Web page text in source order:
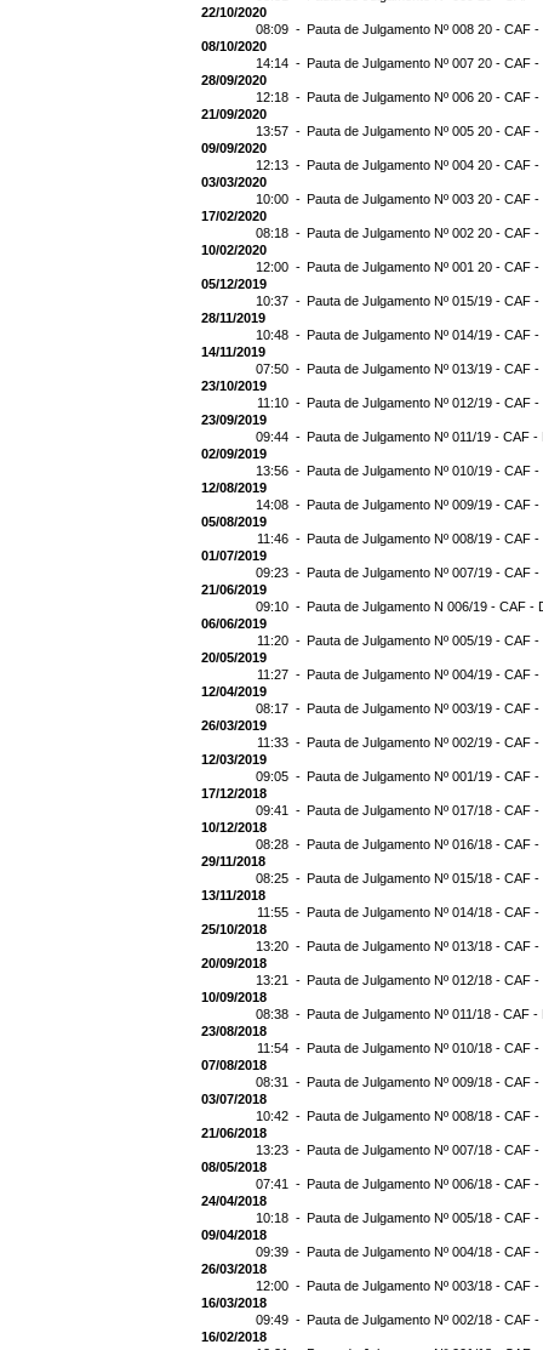
22/10/2020
08:09 - Pauta de Julgamento Nº 008 20 - CAF
08/10/2020
14:14 - Pauta de Julgamento Nº 007 20 - CAF
28/09/2020
12:18 - Pauta de Julgamento Nº 006 20 - CAF
21/09/2020
13:57 - Pauta de Julgamento Nº 005 20 - CAF
09/09/2020
12:13 - Pauta de Julgamento Nº 004 20 - CAF
03/03/2020
10:00 - Pauta de Julgamento Nº 003 20 - CAF
17/02/2020
08:18 - Pauta de Julgamento Nº 002 20 - CAF
10/02/2020
12:00 - Pauta de Julgamento Nº 001 20 - CAF
05/12/2019
10:37 - Pauta de Julgamento Nº 015/19 - CAF -
28/11/2019
10:48 - Pauta de Julgamento Nº 014/19 - CAF
14/11/2019
07:50 - Pauta de Julgamento Nº 013/19 - CAF -
23/10/2019
11:10 - Pauta de Julgamento Nº 012/19 - CAF
23/09/2019
09:44 - Pauta de Julgamento Nº 011/19 - CAF -
02/09/2019
13:56 - Pauta de Julgamento Nº 010/19 - CAF
12/08/2019
14:08 - Pauta de Julgamento Nº 009/19 - CAF
05/08/2019
11:46 - Pauta de Julgamento Nº 008/19 - CAF
01/07/2019
09:23 - Pauta de Julgamento Nº 007/19 - CAF
21/06/2019
09:10 - Pauta de Julgamento N 006/19 - CAF -
06/06/2019
11:20 - Pauta de Julgamento Nº 005/19 - CAF -
20/05/2019
11:27 - Pauta de Julgamento Nº 004/19 - CAF
12/04/2019
08:17 - Pauta de Julgamento Nº 003/19 - CAF
26/03/2019
11:33 - Pauta de Julgamento Nº 002/19 - CAF
12/03/2019
09:05 - Pauta de Julgamento Nº 001/19 - CAF
17/12/2018
09:41 - Pauta de Julgamento Nº 017/18 - CAF
10/12/2018
08:28 - Pauta de Julgamento Nº 016/18 - CAF
29/11/2018
08:25 - Pauta de Julgamento Nº 015/18 - CAF
13/11/2018
11:55 - Pauta de Julgamento Nº 014/18 - CAF -
25/10/2018
13:20 - Pauta de Julgamento Nº 013/18 - CAF
20/09/2018
13:21 - Pauta de Julgamento Nº 012/18 - CAF
10/09/2018
08:38 - Pauta de Julgamento Nº 011/18 - CAF
23/08/2018
11:54 - Pauta de Julgamento Nº 010/18 - CAF
07/08/2018
08:31 - Pauta de Julgamento Nº 009/18 - CAF
03/07/2018
10:42 - Pauta de Julgamento Nº 008/18 - CAF
21/06/2018
13:23 - Pauta de Julgamento Nº 007/18 - CAF
08/05/2018
07:41 - Pauta de Julgamento Nº 006/18 - CAF
24/04/2018
10:18 - Pauta de Julgamento Nº 005/18 - CAF
09/04/2018
09:39 - Pauta de Julgamento Nº 004/18 - CAF
26/03/2018
12:00 - Pauta de Julgamento Nº 003/18 - CAF
16/03/2018
09:49 - Pauta de Julgamento Nº 002/18 - CAF
16/02/2018